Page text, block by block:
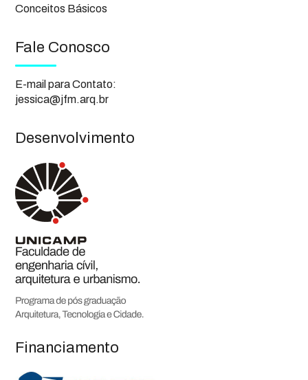
Conceitos Básicos
Fale Conosco
E-mail para Contato:
jessica@jfm.arq.br
Desenvolvimento
Financiamento